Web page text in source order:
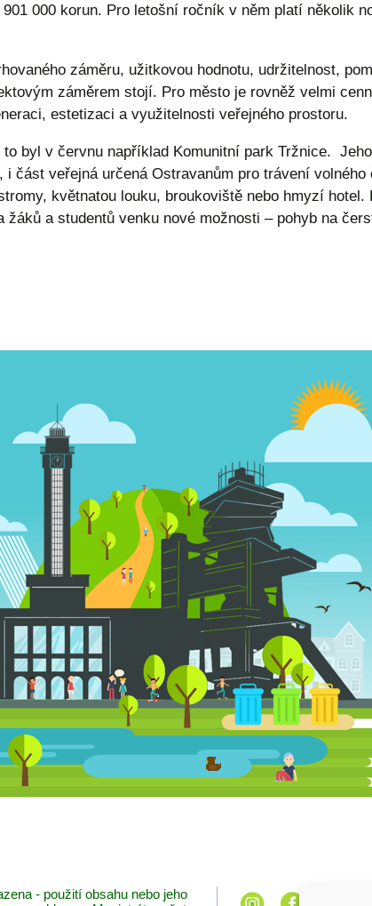
000 korun. Pro letošní ročník v něm platí několik
záměru, užitkovou hodnotu, udržitelnost,
záměrem stojí. Pro město je rovněž velmi
estetizaci a využitelnosti veřejného prostoru.
byl v červnu například Komunitní park Tržnice.
veřejná určená Ostravanům pro trávení volného
květnatou louku, broukoviště nebo hmyzí hotel.
a studentů venku nové možnosti – pohyb na
- použití obsahu nebo jeho